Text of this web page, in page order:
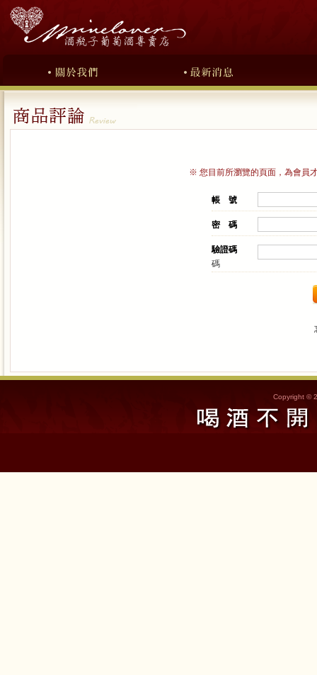
※ 您目前所瀏覽的頁面，為會員
帳 號
密 碼
驗證碼
碼
Copyright ©